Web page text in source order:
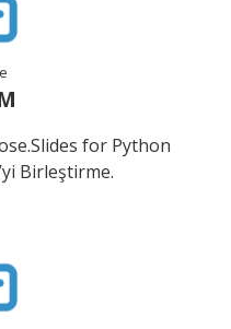
for Python
Birleştirme.